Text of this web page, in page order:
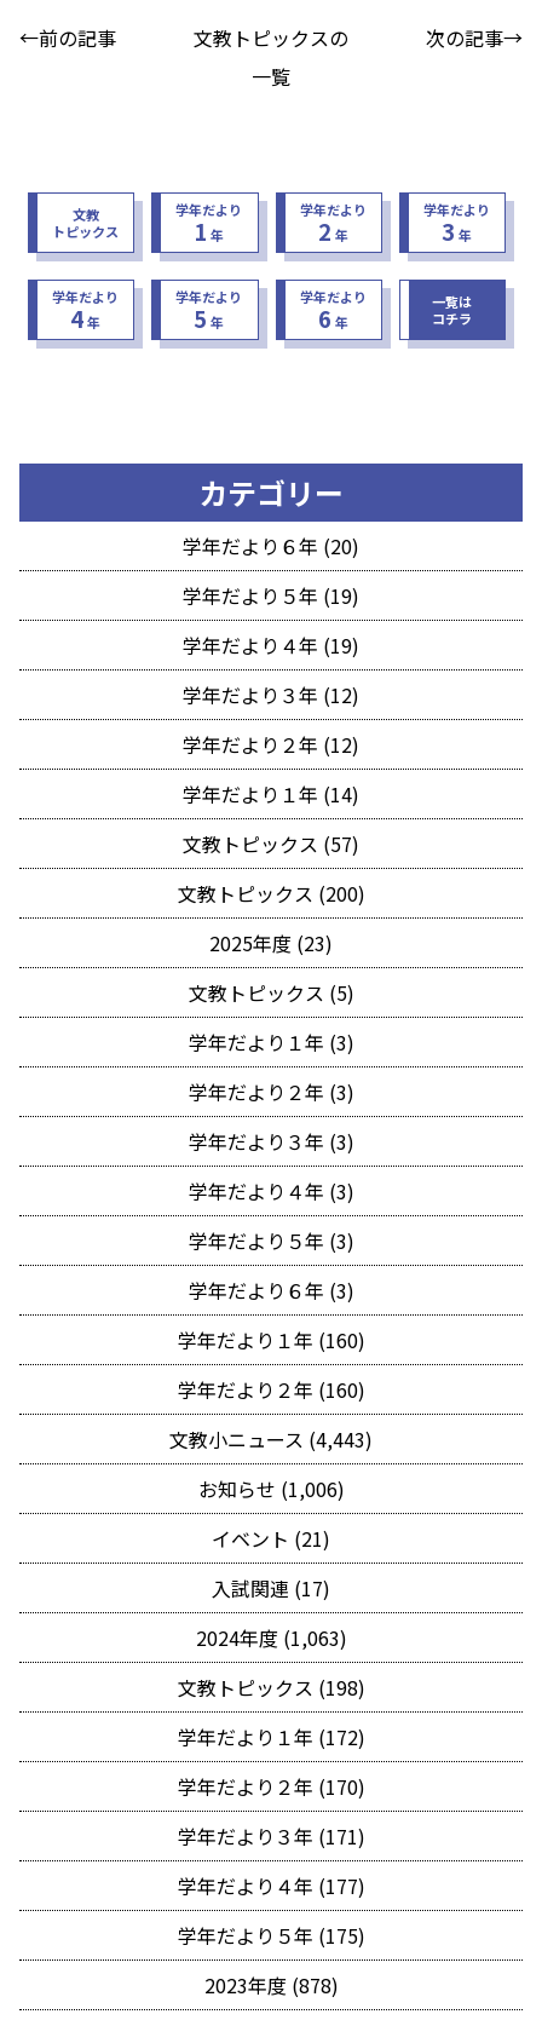
←前の記事
文教トピックスの
一覧
次の記事→
文教
トピックス
学年だより
1 年
学年だより
2 年
学年だより
3 年
学年だより
4年
学年だより
5 年
学年だより
6 年
一覧は
コチラ
カテゴリー
学年だより６年 (20)
学年だより５年 (19)
学年だより４年 (19)
学年だより３年 (12)
学年だより２年 (12)
学年だより１年 (14)
文教トピックス (57)
文教トピックス (200)
2025年度 (23)
文教トピックス (5)
学年だより１年 (3)
学年だより２年 (3)
学年だより３年 (3)
学年だより４年 (3)
学年だより５年 (3)
学年だより６年 (3)
学年だより１年 (160)
学年だより２年 (160)
文教小ニュース (4,443)
お知らせ (1,006)
イベント (21)
入試関連 (17)
2024年度 (1,063)
文教トピックス (198)
学年だより１年 (172)
学年だより２年 (170)
学年だより３年 (171)
学年だより４年 (177)
学年だより５年 (175)
2023年度 (878)